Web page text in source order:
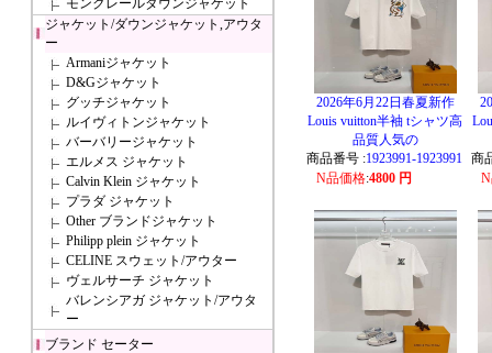
モンクレールダウンジャケット
ジャケット/ダウンジャケット,アウタ
ー
Armaniジャケット
D&Gジャケット
グッチジャケット
ルイヴィトンジャケット
バーバリージャケット
エルメス ジャケット
Calvin Klein ジャケット
プラダ ジャケット
Other ブランドジャケット
Philipp plein ジャケット
CELINE スウェット/アウター
ヴェルサーチ ジャケット
バレンシアガ ジャケット/アウタ
ー
ブランド セーター
2026年6月22日春夏新作
Louis vuitton半袖 tシャツ高
品質人気の
商品番号 :1923991-1923991
N品価格:4800 円
商